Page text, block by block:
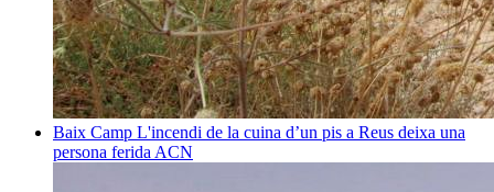
Baix Camp L'incendi de la cuina d’un pis a Reus deixa una
persona ferida ACN